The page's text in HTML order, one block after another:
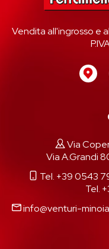
Vendita all'ingrosso e
Via
Via A.Grandi
Tel. +39 0543
Tel.
info@venturi-